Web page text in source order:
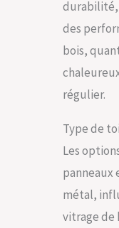
durabilité,
des
bois,
régulier.
Type de
Les
panneaux
métal,
vitrage de